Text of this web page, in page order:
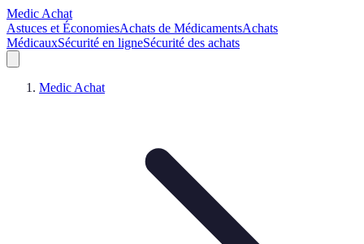
Medic Achat
Astuces et ÉconomiesAchats de MédicamentsAchats
MédicauxSécurité en ligneSécurité des achats
Medic Achat